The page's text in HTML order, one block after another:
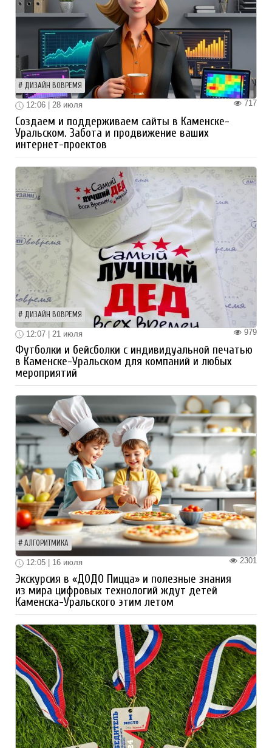
ДИЗАЙН ВОВРЕМЯ
717
12:06 | 28 июля
Создаем и поддерживаем сайты в Каменске-
Уральском. Забота и продвижение ваших
интернет-проектов
ДИЗАЙН ВОВРЕМЯ
979
12:07 | 21 июля
Футболки и бейсболки с индивидуальной печатью
в Каменске-Уральском для компаний и любых
мероприятий
АЛГОРИТМИКА
2301
12:05 | 16 июля
Экскурсия в «ДОДО Пицца» и полезные знания
из мира цифровых технологий ждут детей
Каменска-Уральского этим летом